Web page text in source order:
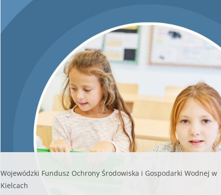
konkursową złożona karta konkursowa spełniła wszystkie
wymagania formalne oraz uzyskała w ramach oceny
W związku z powyższym, że
oceniona karta konkursowa nie uzyskała minimalnej ilości
punktów w ocenie merytorycznej tj.min. 75 pkt.
zapisami Regulaminu konkursu) Wojewódzki Fundusz Ochrony
Środowiska i Gospodarki Wodnej w Kielcach postanowił
nie
przyznać nagrody w ww. konkursie.
oryginał informacji
Wojewódzki Fundusz Ochrony Środowiska i Gospodarki Wodnej w
Kielcach